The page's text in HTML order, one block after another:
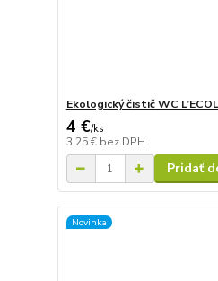
Ekologický čistič WC
4 €/ks
3,25 € bez DPH
Pridať
Novinka